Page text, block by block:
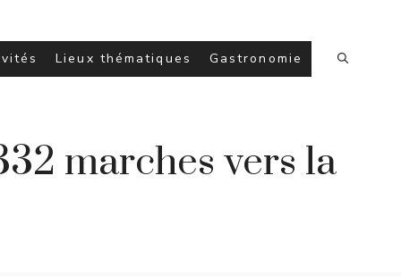
Lieux thématiques Gastronomie
marches vers la